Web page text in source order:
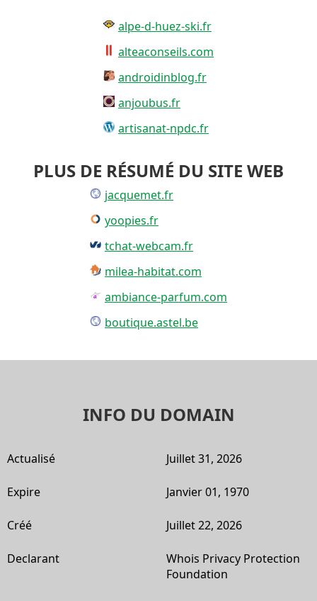
alpe-d-huez-ski.fr
alteaconseils.com
androidinblog.fr
anjoubus.fr
artisanat-npdc.fr
PLUS DE RÉSUMÉ DU SITE WEB
jacquemet.fr
yoopies.fr
tchat-webcam.fr
milea-habitat.com
ambiance-parfum.com
boutique.astel.be
INFO DU DOMAIN
Actualisé Juillet 31, 2026
Expire Janvier 01, 1970
Créé Juillet 22, 2026
Declarant
Whois Privacy Protection
Foundation